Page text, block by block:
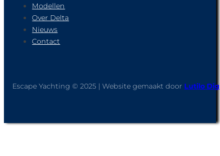
Modellen
Over Delta
Nieuws
Contact
Escape Yachting © 2025 | Website gemaakt door Lutilo